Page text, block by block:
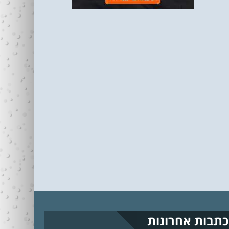
כתבות אחרונות